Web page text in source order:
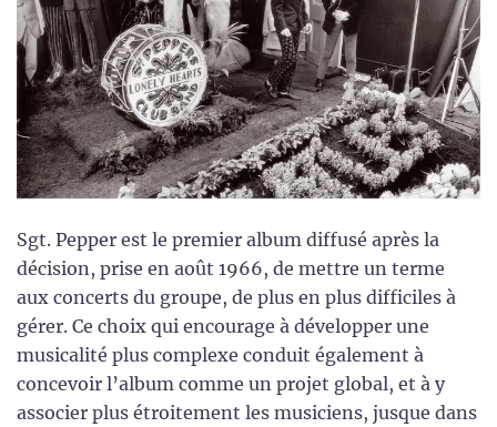
Sgt. Pepper est le premier album diffusé après la
décision, prise en août 1966, de mettre un terme
aux concerts du groupe, de plus en plus difficiles à
gérer. Ce choix qui encourage à développer une
musicalité plus complexe conduit également à
concevoir l’album comme un projet global, et à y
associer plus étroitement les musiciens, jusque dans